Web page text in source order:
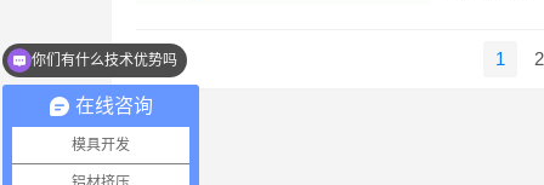
文
章
导
航
1 2
在线咨询
模具开发
你们有什么技术优势吗